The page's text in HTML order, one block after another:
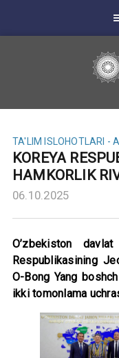
TA'LIM ISLOHOTLARI -
KOREYA
HAMKORLIK
06.10.2025
O’zbekiston
Respublikasining
O-Bong Yang
ikki tomonlama